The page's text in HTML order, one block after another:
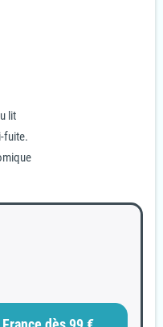
lit
fuite.